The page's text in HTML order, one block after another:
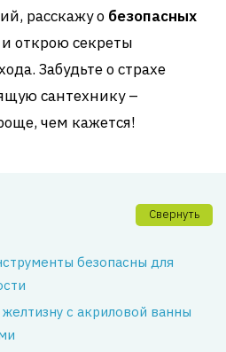
расскажу о безопасных
и открою секреты
Забудьте о страхе
сантехнику –
чем кажется!
Свернуть
безопасны для
с акриловой ванны